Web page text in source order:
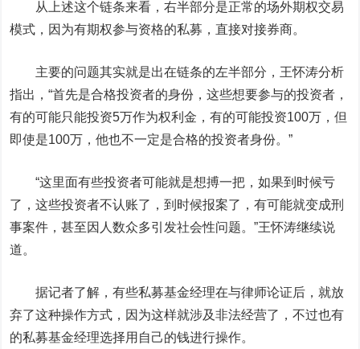
从上述这个链条来看，右半部分是正常的场外期权交易
模式，因为有期权参与资格的私募，直接对接券商。
主要的问题其实就是出在链条的左半部分，王怀涛分析
指出，“首先是合格投资者的身份，这些想要参与的投资者，
有的可能只能投资5万作为权利金，有的可能投资100万，但
即使是100万，他也不一定是合格的投资者身份。”
“这里面有些投资者可能就是想搏一把，如果到时候亏
了，这些投资者不认账了，到时候报案了，有可能就变成刑
事案件，甚至因人数众多引发社会性问题。”王怀涛继续说
道。
据记者了解，有些私募基金经理在与律师论证后，就放
弃了这种操作方式，因为这样就涉及非法经营了，不过也有
的私募基金经理选择用自己的钱进行操作。